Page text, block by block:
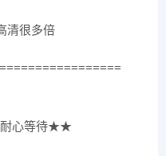
清很多倍
耐心等待★★